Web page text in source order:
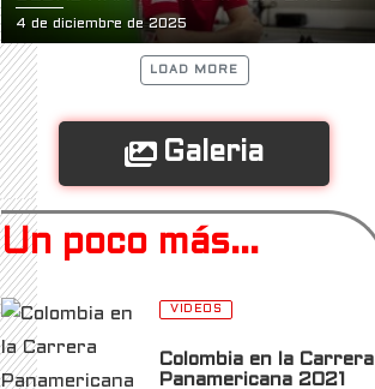
4 de diciembre de 2025
LOAD MORE
Galeria
Un poco más...
VIDEOS
Colombia en la Carrera
Panamericana 2021